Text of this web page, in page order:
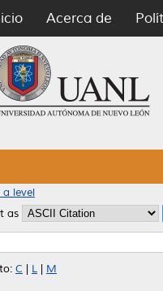
Acerca de
a level
as
C L M